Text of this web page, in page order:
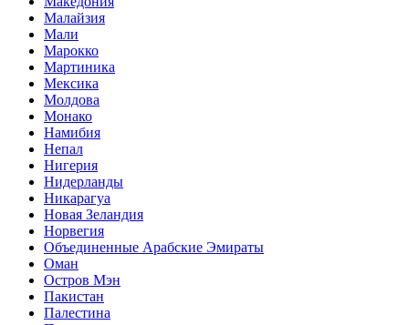
Малайзия
Мали
Марокко
Мартиника
Мексика
Молдова
Монако
Намибия
Непал
Нигерия
Нидерланды
Никарагуа
Новая Зеландия
Норвегия
Объединенные Арабские Эмираты
Оман
Остров Мэн
Пакистан
Палестина